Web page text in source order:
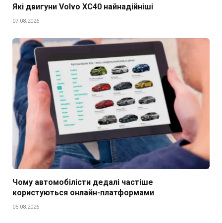
Які двигуни Volvo XC40 найнадійніші
07.08.2026
Чому автомобілісти дедалі частіше
користуються онлайн-платформами
05.08.2026